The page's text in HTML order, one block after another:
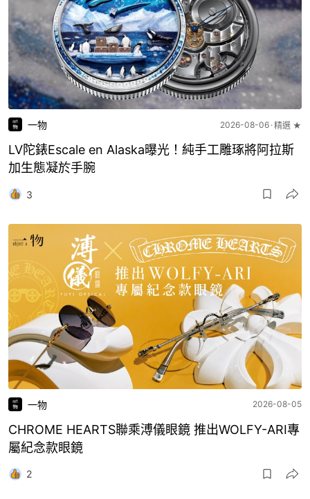
一物 2026-08-06 精選 ★
LV陀錶Escale en Alaska曝光！純手工雕琢將阿拉斯
加生態凝於手腕
3
一物 2026-08-05
CHROME HEARTS聯乘溥儀眼鏡 推出WOLFY-ARI專
屬紀念款眼鏡
2